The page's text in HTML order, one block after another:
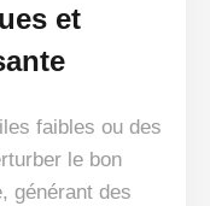
et
faibles ou des
le bon
générant des